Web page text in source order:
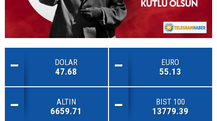
DOLAR
47.68
EURO
55.13
ALTIN
6659.71
BIST 100
13779.39